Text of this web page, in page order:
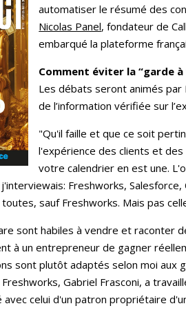
automatiser le résumé des
Nicolas Panel, fondateur de
embarqué la plateforme
Comment éviter la “garde à
Les débats seront animés par
de l’information vérifiée sur
"Qu'il faille et que ce soit
l'expérience des clients et
votre calendrier en est une.
Freshworks,
sauf Freshworks. Mais pas
sont habiles à vendre et raconter
à un entrepreneur de gagner
sont plutôt adaptés selon moi aux
Gabriel Frasconi, a
celui d'un patron propriétaire